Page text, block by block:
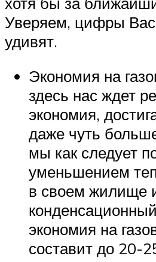
Уверяем, цифры Вас
удивят.
Экономия на
здесь нас ждет
экономия,
даже чуть
мы как следует
уменьшением
в своем жилище
экономия на
составит до 20-